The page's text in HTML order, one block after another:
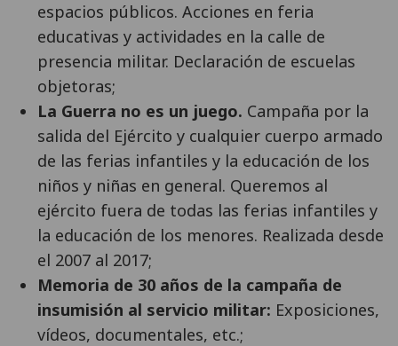
espacios públicos. Acciones en feria
educativas y actividades en la calle de
presencia militar. Declaración de escuelas
objetoras;
La Guerra no es un juego. Campaña por la
salida del Ejército y cualquier cuerpo armado
de las ferias infantiles y la educación de los
niños y niñas en general. Queremos al
ejército fuera de todas las ferias infantiles y
la educación de los menores. Realizada desde
el 2007 al 2017;
Memoria de 30 años de la campaña de
insumisión al servicio militar: Exposiciones,
vídeos, documentales, etc.;